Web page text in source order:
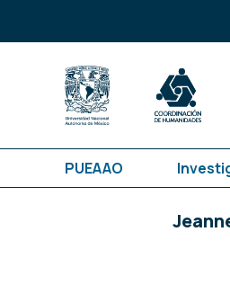
PUEAAO